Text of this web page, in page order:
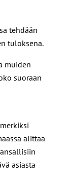
tehdään
tuloksena.
muiden
suoraan
alittaa
asiasta